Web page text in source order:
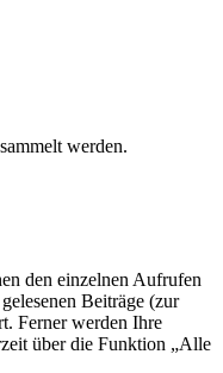
werden.
den einzelnen Aufrufen
Beiträge (zur
Ferner werden Ihre
über die Funktion „Alle